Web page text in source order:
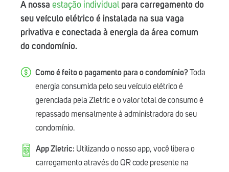
A nossa estação individualpara carregamento do
seu veículo elétrico é instalada na sua vaga
privativa e conectada à energia da área comum
do condomínio.
Como é feito o pagamento para o condomínio?Toda
energia consumida pelo seu veículo elétrico é
gerenciada pela Zletric e o valor total de consumo é
repassado mensalmente à administradora do seu
condomínio.
App Zletric: Utilizando o nosso app, você libera o
carregamento através do QR code presente na